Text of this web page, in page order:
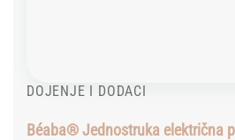
DOJENJE I DODACI
Béaba® Jednostruka električna